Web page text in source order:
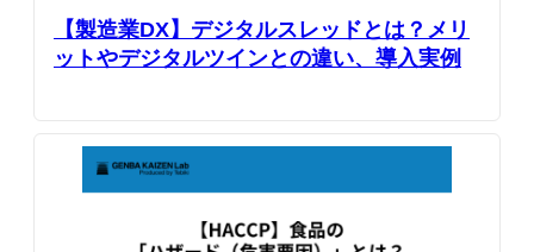
【製造業DX】デジタルスレッドとは？メリ
ットやデジタルツインとの違い、導入実例